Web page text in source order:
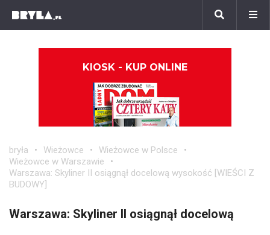
KIOSK - KUP ONLINE
bryła Wieżowce
Wieżowce w Polsce
Wieżowce w Warszawie
Warszawa: Skyliner II osiągnął docelową wysokość [WIEŚCI Z
BUDOWY]
Warszawa: Skyliner II osiągnął docelową